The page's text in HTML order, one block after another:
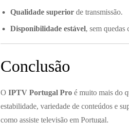
Qualidade superior de transmissão.
Disponibilidade estável, sem quedas
Conclusão
O IPTV Portugal Pro é muito mais do
estabilidade, variedade de conteúdos e
como assiste televisão em Portugal.